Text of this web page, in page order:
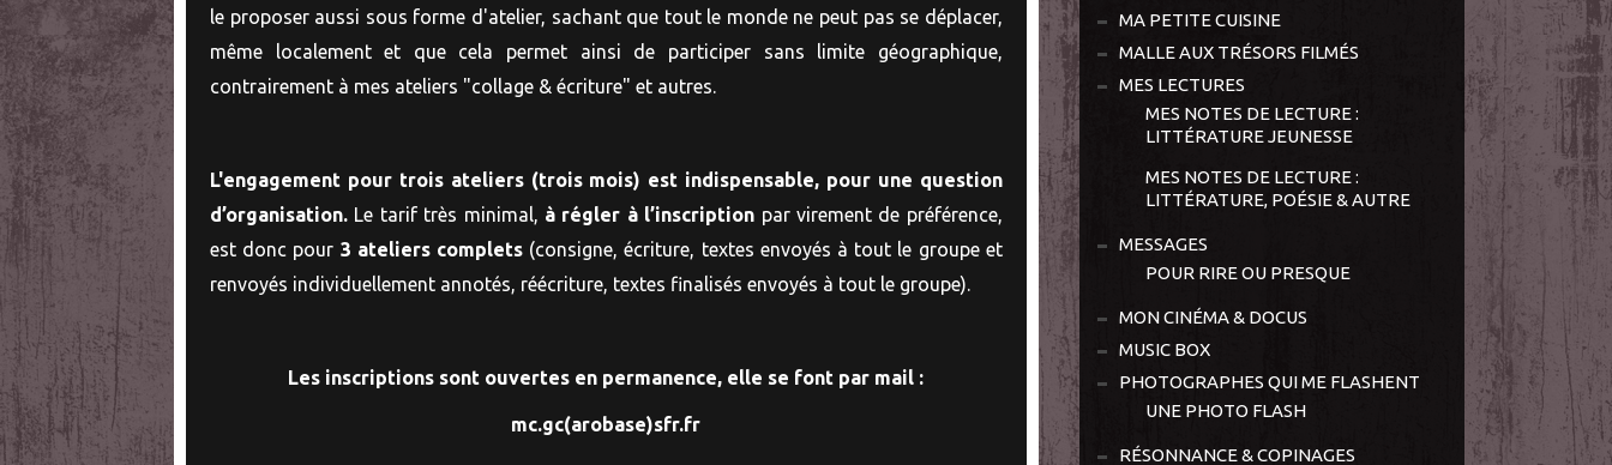
le proposer aussi sous forme d'atelier, sachant que tout le monde ne peut pas se déplacer,
même localement et que cela permet ainsi de participer sans limite géographique,
contrairement à mes ateliers "collage & écriture" et autres.
L'engagement pour trois ateliers (trois mois) est indispensable, pour une question
d’organisation. Le tarif très minimal, à régler à l’inscription par virement de préférence,
est donc pour 3 ateliers complets (consigne, écriture, textes envoyés à tout le groupe et
renvoyés individuellement annotés, réécriture, textes finalisés envoyés à tout le groupe).
Les inscriptions sont ouvertes en permanence, elle se font par mail :
mc.gc(arobase)sfr.fr
MA PETITE CUISINE
MALLE AUX TRÉSORS FILMÉS
MES LECTURES
MES NOTES DE LECTURE :
LITTÉRATURE JEUNESSE
MES NOTES DE LECTURE :
LITTÉRATURE, POÉSIE & AUTRE
MESSAGES
POUR RIRE OU PRESQUE
MON CINÉMA & DOCUS
MUSIC BOX
PHOTOGRAPHES QUI ME FLASHENT
UNE PHOTO FLASH
RÉSONNANCE & COPINAGES